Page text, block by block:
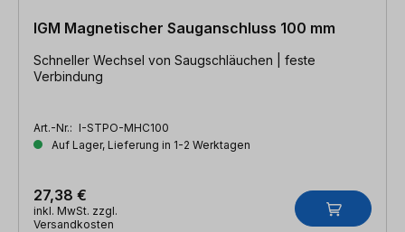
IGM Magnetischer Sauganschluss 100 mm
Schneller Wechsel von Saugschläuchen | feste
Verbindung
Art.-Nr.: I-STPO-MHC100
Auf Lager, Lieferung in 1-2 Werktagen
27,38 €
inkl. MwSt. zzgl.
Versandkosten